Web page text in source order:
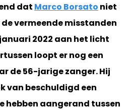
dat Marco Borsato niet
vermeende misstanden
2022 aan het licht
loopt er nog een
de 56-jarige zanger. Hij
van beschuldigd een
hebben aangerand tussen